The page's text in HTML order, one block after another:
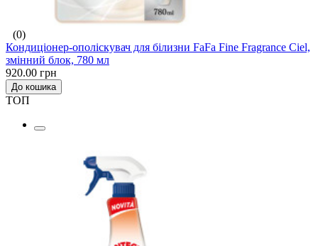
(0)
Кондиціонер-ополіскувач для білизни FaFa Fine Fragrance Ciel,
змінний блок, 780 мл
920.00 грн
До кошика
ТОП